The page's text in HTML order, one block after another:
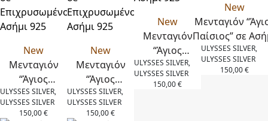
New
Μενταγιόν
“Άγιος
Παίσιος” σε
Ασήμι 925 με
ULYSSES SILVER,
ULYSSES SILVER
150,00€
New
Μενταγιόν
“Άγιος
Παίσιος” σε
Ασήμι 925 με
ULYSSES SILVER,
ULYSSES SILVER
150,00€
New
Μενταγιόν
“Άγιος
Παίσιος”
σε
ULYSSES SILVER,
ULYSSES SILVER
150,00€
New
Μενταγιόν
Παίσιος” σε
925 με
ULYSSES SILVER,
ULYSSES SILVER
150,00€